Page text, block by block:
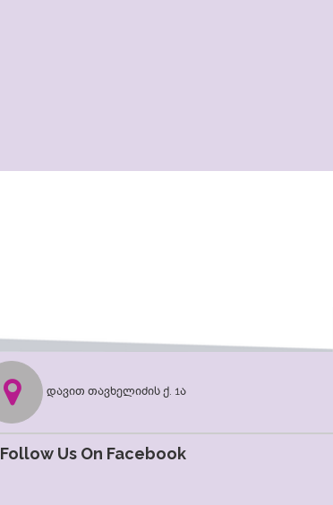
დავით თავხელიძის ქ. 1ა
Follow Us On Facebook